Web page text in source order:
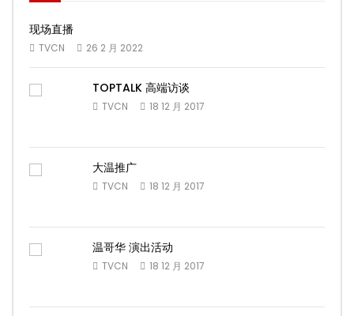
现场直播
TVCN 26 2 月 2022
TOPTALK 高端访谈
TVCN 18 12 月 2017
大温推广
TVCN 18 12 月 2017
温哥华 演出活动
TVCN 18 12 月 2017